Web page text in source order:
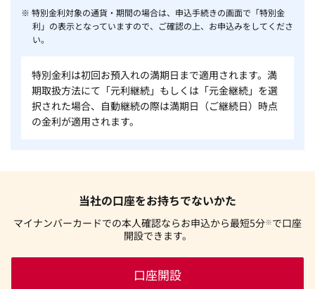
※ 特別金利対象の通貨・期間の場合は、申込手続きの画面で「特別金
利」の表示となっていますので、ご確認の上、お申込みをしてくださ
い。
特別金利は初回お預入れの満期日まで適用されます。満
期取扱方法にて「元利継続」もしくは「元金継続」を選
択された場合、自動継続の際は満期日（ご継続日）時点
の金利が適用されます。
当社の口座をお持ちでないかた
マイナンバーカードでの本人確認ならお申込から最短5分※で口座
開設できます。
口座開設